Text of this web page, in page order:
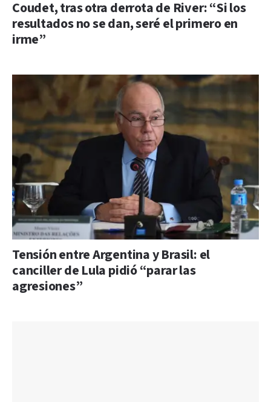
Coudet, tras otra derrota de River: “Si los
resultados no se dan, seré el primero en
irme”
Tensión entre Argentina y Brasil: el
canciller de Lula pidió “parar las
agresiones”